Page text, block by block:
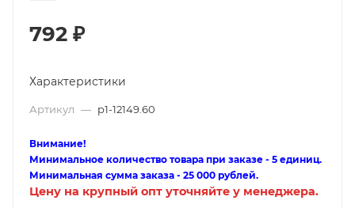
792 ₽
Характеристики
Артикул — p1-12149.60
Внимание!
Минимальное количество товара при заказе - 5 единиц.
Минимальная сумма заказа - 25 000 рублей.
Цену на крупный опт уточняйте у менеджера.